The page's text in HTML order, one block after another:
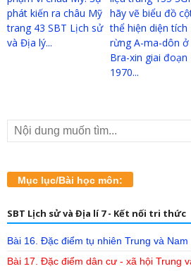
phát kiến ra châu Mỹ
trang 43 SBT Lịch sử
và Địa lý...
hãy vẽ biểu đồ
thể hiện diện tích
rừng A-ma-dôn ở
Bra-xin giai đoạn
1970...
Mục lục/Bài học môn:
SBT Lịch sử và Địa lí 7 - Kết nối tri thức
Bài 16. Đặc điểm tụ nhiên Trung và Nam
Bài 17. Đặc điểm dân cư - xã hội Trung